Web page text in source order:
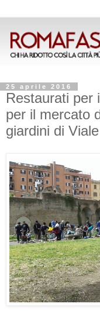
25 aprile 2016
Restaurati per
per il mercato
giardini di